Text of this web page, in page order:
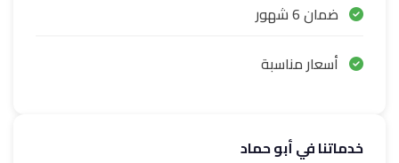
ضمان 6 شهور
أسعار مناسبة
خدماتنا في أبو حماد